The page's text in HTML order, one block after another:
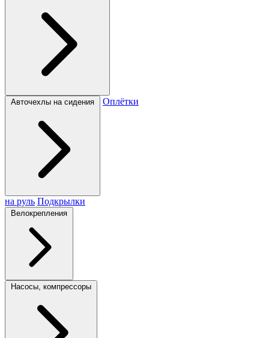
Авточехлы на сидения Оплётки
на руль Подкрылки
Велокрепления
Насосы, компрессоры